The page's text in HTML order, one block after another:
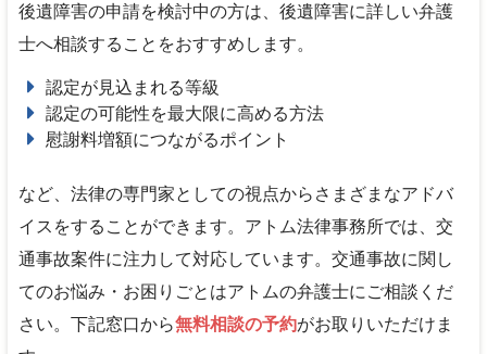
後遺障害の申請を検討中の方は、後遺障害に詳しい弁護
士へ相談することをおすすめします。
認定が見込まれる等級
認定の可能性を最大限に高める方法
慰謝料増額につながるポイント
など、法律の専門家としての視点からさまざまなアドバ
イスをすることができます。アトム法律事務所では、交
通事故案件に注力して対応しています。交通事故に関し
てのお悩み・お困りごとはアトムの弁護士にご相談くだ
さい。下記窓口から無料相談の予約がお取りいただけま